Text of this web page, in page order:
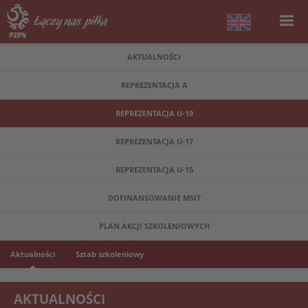
AKTUALNOŚCI
REPREZENTACJA A
REPREZENTACJA U-19
REPREZENTACJA U-17
REPREZENTACJA U-15
DOFINANSOWANIE MSIT
PLAN AKCJI SZKOLENIOWYCH
Aktualności Sztab szkoleniowy
AKTUALNOŚCI